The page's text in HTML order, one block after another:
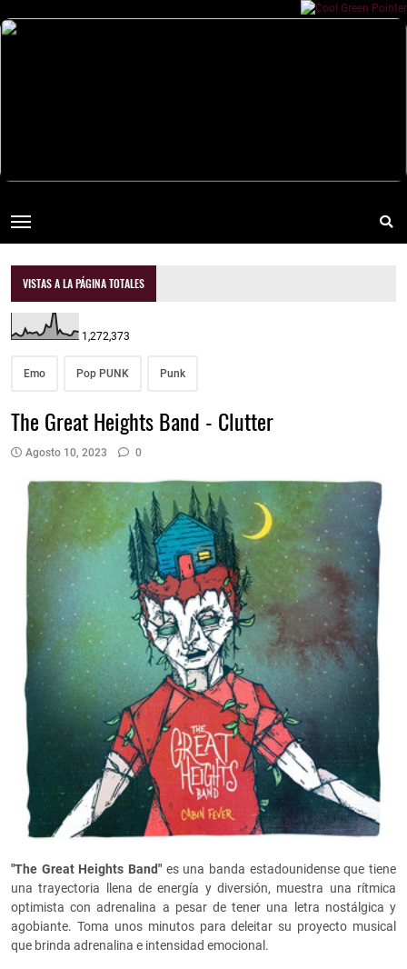
VISTAS A LA PÁGINA TOTALES
1,272,373
Emo Pop PUNK Punk
The Great Heights Band - Clutter
Agosto 10, 2023 0
"The Great Heights Band" es una banda estadounidense que tiene
una trayectoria llena de energía y diversión, muestra una rítmica
optimista con adrenalina a pesar de tener una letra nostálgica y
agobiante. Toma unos minutos para deleitar su proyecto musical
que brinda adrenalina e intensidad emocional.